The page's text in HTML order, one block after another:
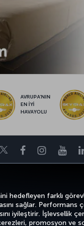
hedefleyen farklı
sağlar. Performans
iyileştirir. İşlevsellik
promosyon ve
AVRUPA’NIN
EN İYİ
HAVAYOLU
TwitterFacebook
Gizlilik ve Çerez Politikası